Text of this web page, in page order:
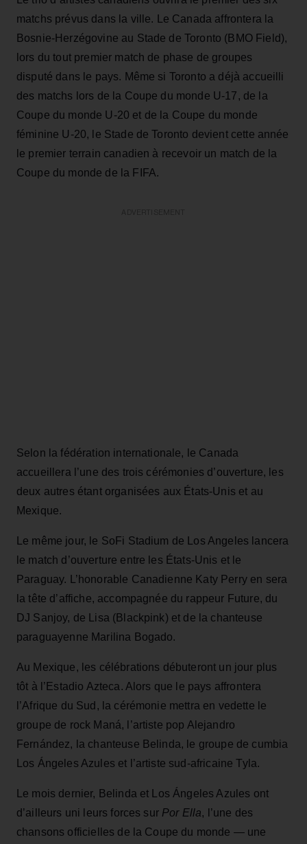
matchs prévus dans la ville. Le Canada affrontera la
Bosnie‑Herzégovine au Stade de Toronto (BMO Field),
lors du tout premier match de phase de groupes
disputé dans le pays. Même si Toronto a déjà accueilli
des matchs lors de la Coupe du monde U‑17, de la
Coupe du monde U‑20 et de la Coupe du monde
féminine U‑20, le Stade de Toronto devient cette année
le premier terrain canadien à recevoir un match de la
Coupe du monde de la FIFA.
Selon la fédération internationale, le Canada
accueillera l’une des trois cérémonies d’ouverture, les
deux autres étant organisées aux États‑Unis et au
Mexique.
Le même jour, le SoFi Stadium de Los Angeles lancera
le match d’ouverture entre les États‑Unis et le
Paraguay. L’honorable Canadienne Katy Perry en sera
la tête d’affiche, accompagnée du rappeur Future, du
DJ Sanjoy, de Lisa (Blackpink) et de la chanteuse
paraguayenne Marilina Bogado.
Au Mexique, les célébrations débuteront un jour plus
tôt à l’Estadio Azteca. Alors que le pays affrontera
l’Afrique du Sud, la cérémonie mettra en vedette le
groupe de rock Maná, l’artiste pop Alejandro
Fernández, la chanteuse Belinda, le groupe de cumbia
Los Ángeles Azules et l’artiste sud‑africaine Tyla.
Le mois dernier, Belinda et Los Ángeles Azules ont
d’ailleurs uni leurs forces sur Por Ella, l’une des
chansons officielles de la Coupe du monde — une